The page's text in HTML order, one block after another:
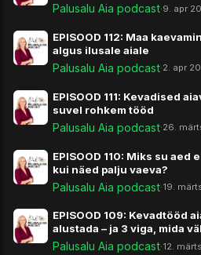
Palusalu Aia podcast·9. apr
EPISOOD 112: Maa
algus ilusale aiale
Palusalu Aia podcast·2. apr
EPISOOD 111: Kevadised
suvel rohkem tööd
Palusalu Aia podcast·26.
EPISOOD 110: Miks su
kui näed palju vaeva?
Palusalu Aia podcast·19.
EPISOOD 109: Kevadtööd
alustada – ja 3 viga, mida
Palusalu Aia podcast·12.